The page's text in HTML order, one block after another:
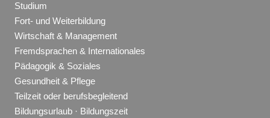
Studium
Fort- und Weiterbildung
Wirtschaft & Management
Fremdsprachen & Internationales
Pädagogik & Soziales
Gesundheit & Pflege
Teilzeit oder berufsbegleitend
Bildungsurlaub · Bildungszeit